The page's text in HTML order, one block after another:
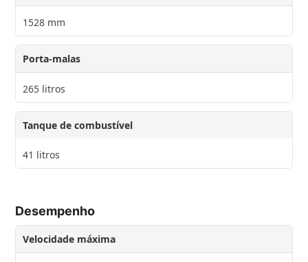
1528 mm
Porta-malas
265 litros
Tanque de combustível
41 litros
Desempenho
Velocidade máxima